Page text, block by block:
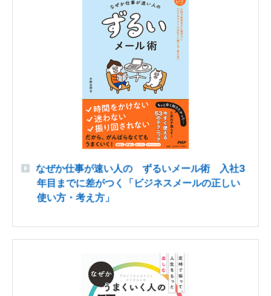
なぜか仕事が速い人の ずるいメール術 入社3
年目までに差がつく「ビジネスメールの正しい
使い方・考え方」